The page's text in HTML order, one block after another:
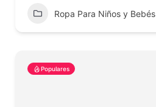
Ropa Para Niños y Bebés
Populares